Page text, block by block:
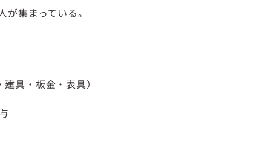
集まっている。
具・板金・表具）